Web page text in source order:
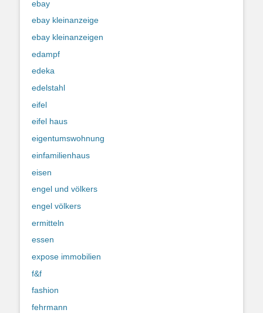
ebay
ebay kleinanzeige
ebay kleinanzeigen
edampf
edeka
edelstahl
eifel
eifel haus
eigentumswohnung
einfamilienhaus
eisen
engel und völkers
engel völkers
ermitteln
essen
expose immobilien
f&f
fashion
fehrmann